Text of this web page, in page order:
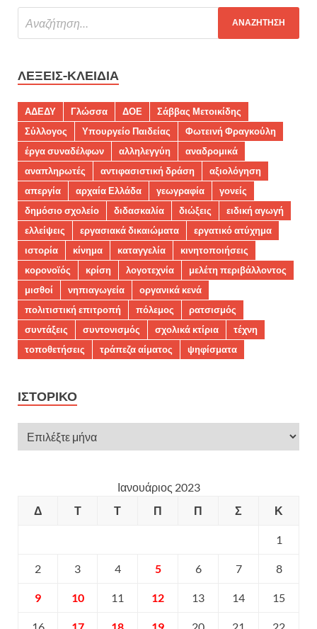
ΛΈΞΕΙΣ-ΚΛΕΙΔΙΆ
ΑΔΕΔΥ Γλώσσα ΔΟΕ
Σάββας Μετοικίδης
Σύλλογος
Υπουργείο Παιδείας
Φωτεινή Φραγκούλη
έργα συναδέλφων
αλληλεγγύη
αναδρομικά
αναπληρωτές
αντιφασιστική δράση
αξιολόγηση
απεργία
αρχαία Ελλάδα γεωγραφία
γονείς
δημόσιο σχολείο
διδασκαλία διώξεις
ειδική αγωγή
ελλείψεις
εργασιακά δικαιώματα
εργατικό ατύχημα
ιστορία
κίνημα καταγγελία
κινητοποιήσεις
κορονοϊός
κρίση λογοτεχνία
μελέτη περιβάλλοντος
μισθοί
νηπιαγωγεία
οργανικά κενά
πολιτιστική επιτροπή
πόλεμος
ρατσισμός
συντάξεις
συντονισμός σχολικά κτίρια
τέχνη
τοποθετήσεις
τράπεζα αίματος ψηφίσματα
ΙΣΤΟΡΙΚΌ
Ιανουάριος 2023
Δ
Τ Τ Π Π Σ Κ
1
2 3 4 5 6 7 8
9 10 11 12 13 14 15
16 17 18 19 20 21 22